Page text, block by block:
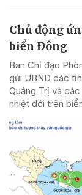
Chủ động
biển Đông
Ban Chỉ đạo
gửi UBND các
Quảng Trị và
nhiệt đới trên